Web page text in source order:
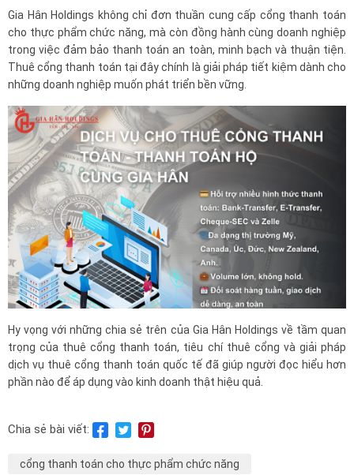
Gia Hân Holdings không chỉ đơn thuần cung cấp cổng thanh toán
cho thực phẩm chức năng, mà còn đồng hành cùng doanh nghiệp
trong việc đảm bảo thanh toán an toàn, minh bạch và thuận tiện.
Thuê cổng thanh toán tại đây chính là giải pháp tiết kiệm dành cho
những doanh nghiệp muốn phát triển bền vững.
Hy vọng với những chia sẻ trên của Gia Hân Holdings về tầm quan
trọng của thuê cổng thanh toán, tiêu chí thuê cổng và giải pháp
dịch vụ thuê cổng thanh toán quốc tế đã giúp người đọc hiểu hơn
phần nào để áp dụng vào kinh doanh thật hiệu quả.
Chia sẻ bài viết:
cổng thanh toán cho thực phẩm chức năng